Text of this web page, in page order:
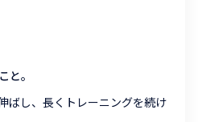
と。
ばし、長くトレーニングを続け